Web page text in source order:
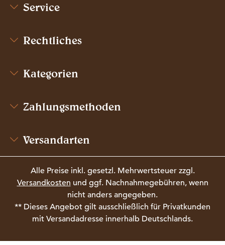
Service
Rechtliches
Kategorien
Zahlungsmethoden
Versandarten
Alle Preise inkl. gesetzl. Mehrwertsteuer zzgl.
Versandkosten und ggf. Nachnahmegebühren, wenn
nicht anders angegeben.
** Dieses Angebot gilt ausschließlich für Privatkunden
mit Versandadresse innerhalb Deutschlands.